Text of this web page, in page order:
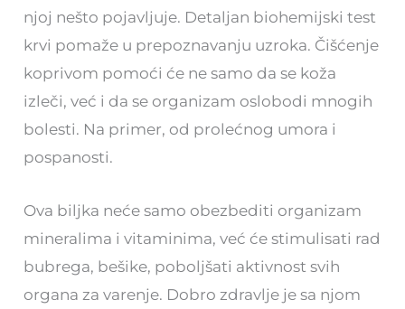
njoj nešto pojavljuje. Detaljan biohemijski test
krvi pomaže u prepoznavanju uzroka. Čišćenje
koprivom pomoći će ne samo da se koža
izleči, već i da se organizam oslobodi mnogih
bolesti. Na primer, od prolećnog umora i
pospanosti.
Ova biljka neće samo obezbediti organizam
mineralima i vitaminima, već će stimulisati rad
bubrega, bešike, poboljšati aktivnost svih
organa za varenje. Dobro zdravlje je sa njom